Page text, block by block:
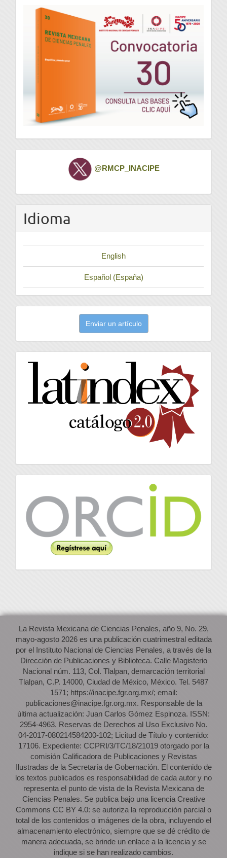
convocatoria
Twitter @RMCP_INACIPE
Idioma
English
Español (España)
artículo
Enviar un artículo
latindex
La Revista Mexicana de Ciencias Penales, año 9, No. 29,
mayo-agosto 2026 es una publicación cuatrimestral editada
por el Instituto Nacional de Ciencias Penales, a través de la
Dirección de Publicaciones y Biblioteca. Calle Magisterio
Nacional núm. 113, Col. Tlalpan, demarcación territorial
Tlalpan, C.P. 14000, Ciudad de México, México. Tel. 5487
1571; https://inacipe.fgr.org.mx/; email:
publicaciones@inacipe.fgr.org.mx. Responsable de la
última actualización: Juan Carlos Gómez Espinoza. ISSN:
2954-4963. Reservas de Derechos al Uso Exclusivo No.
04-2017-080214584200-102; Licitud de Título y contenido:
17106. Expediente: CCPRI/3/TC/18/21019 otorgado por la
comisión Calificadora de Publicaciones y Revistas
Ilustradas de la Secretaría de Gobernación. El contenido de
los textos publicados es responsabilidad de cada autor y no
representa el punto de vista de la Revista Mexicana de
Ciencias Penales. Se publica bajo una licencia Creative
Commons CC BY 4.0: se autoriza la reproducción parcial o
total de los contenidos o imágenes de la obra, incluyendo el
almacenamiento electrónico, siempre que se dé crédito de
manera adecuada, se brinde un enlace a la licencia y se
indique si se han realizado cambios.